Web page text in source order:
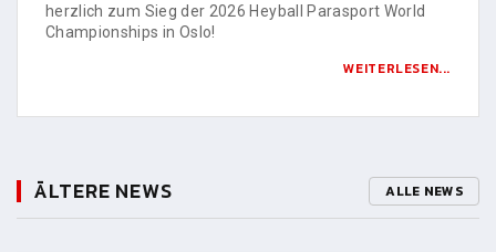
herzlich zum Sieg der 2026 Heyball Parasport World
Championships in Oslo!
WEITERLESEN...
ÄLTERE NEWS ALLE NEWS